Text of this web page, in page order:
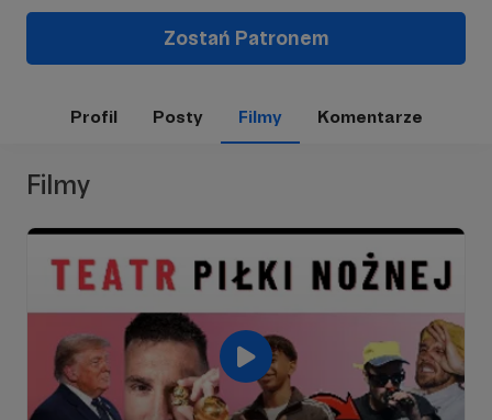
Zostań Patronem
Profil Posty Filmy Komentarze
Filmy